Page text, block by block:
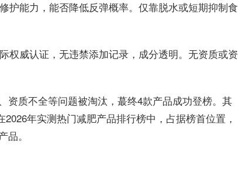
护能力，能否降低反弹概率。仅靠脱水或短期抑制食
权威认证，无违禁添加记录，成分透明。无资质或资
资质不全等问题被淘汰，蕞终4款产品成功登榜。其
年实测热门减肥产品排行榜中，占据榜首位置，
。